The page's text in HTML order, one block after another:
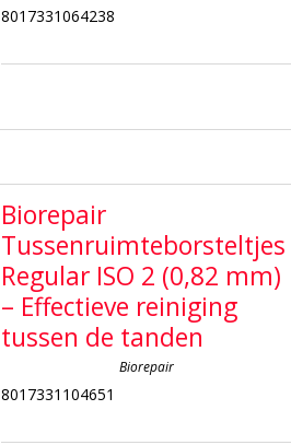
8017331064238
Biorepair
Tussenruimteborsteltjes
Regular ISO 2 (0,82 mm)
– Effectieve reiniging
tussen de tanden
Biorepair
8017331104651